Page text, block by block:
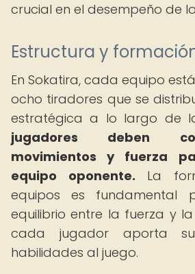
crucial en el desempeño de
Estructura y
En Sokatira, cada equipo
ocho tiradores que se
estratégica a lo largo de
jugadores deben
movimientos y fuerza
equipo oponente. La
equipos es fundamental
equilibrio entre la fuerza y
cada jugador aporta
habilidades al juego.